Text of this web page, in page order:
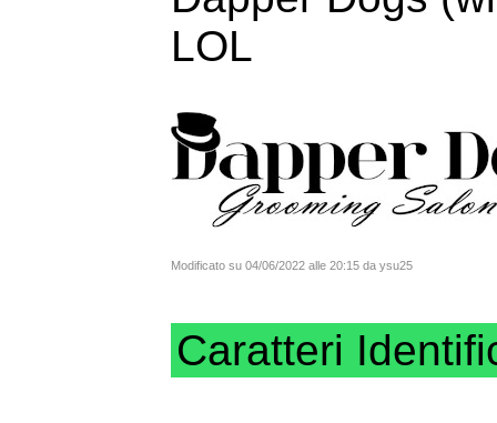
LOL
Modificato su 04/06/2022 alle 20:15 da ysu25
Caratteri